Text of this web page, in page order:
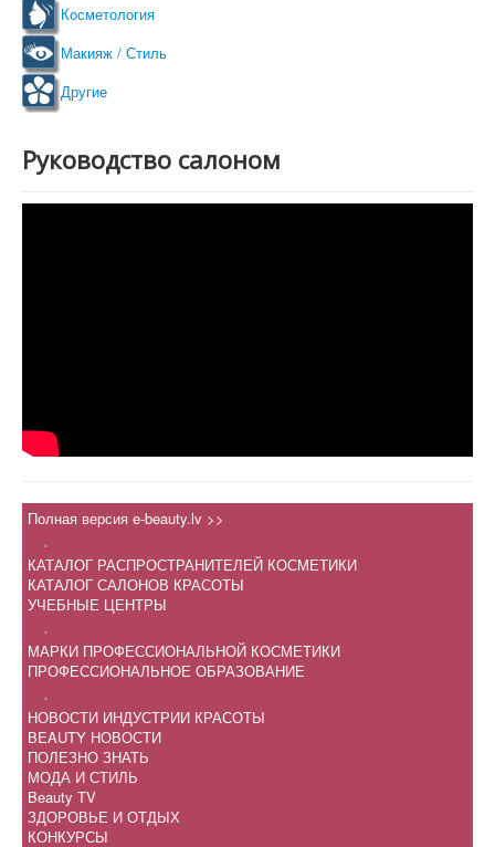
Косметология
Макияж / Стиль
Другие
Руководство салоном
Полная версия e-beauty.lv >>
.
КАТАЛОГ РАСПРОСТРАНИТЕЛЕЙ КОСМЕТИКИ
КАТАЛОГ САЛОНОВ КРАСОТЫ
УЧЕБНЫЕ ЦЕНТРЫ
.
МАРКИ ПРОФЕССИОНАЛЬНОЙ КОСМЕТИКИ
ПРОФЕССИОНАЛЬНОЕ ОБРАЗОВАНИЕ
.
НОВОСТИ ИНДУСТРИИ КРАСОТЫ
BEAUTY НОВОСТИ
ПОЛЕЗНО ЗНАТЬ
МОДА И СТИЛЬ
Beauty TV
ЗДОРОВЬЕ И ОТДЫХ
КОНКУРСЫ